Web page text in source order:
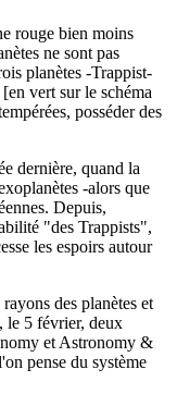
rouge bien moins
ne sont pas
planètes -Trappist-
vert sur le schéma
posséder des
dernière, quand la
-alors que
Depuis,
"des Trappists",
les espoirs autour
des planètes et
le 5 février, deux
et Astronomy &
pense du système